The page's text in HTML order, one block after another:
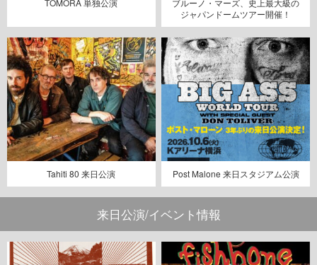
ジャパンドームツアー開催！
Tahiti 80 来日公演 Post Malone 来日スタジアム公演
来日公演/イベント情報